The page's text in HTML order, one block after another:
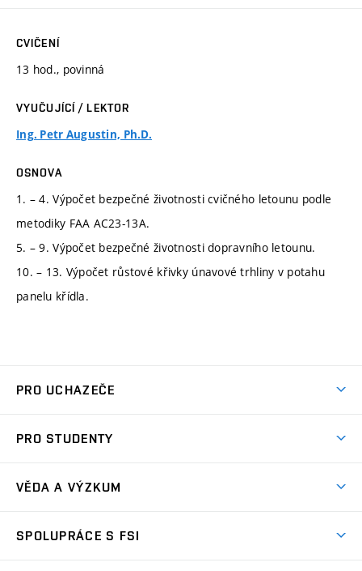
CVIČENÍ
13 hod., povinná
VYUČUJÍCÍ / LEKTOR
Ing. Petr Augustin, Ph.D.
OSNOVA
1. – 4. Výpočet bezpečné životnosti cvičného letounu podle
metodiky FAA AC23-13A.
5. – 9. Výpočet bezpečné životnosti dopravního letounu.
10. – 13. Výpočet růstové křivky únavové trhliny v potahu
panelu křídla.
PRO UCHAZEČE
Ambasadoři studia
Zápisy
PRO STUDENTY
Studijní předpisy
VĚDA A VÝZKUM
SPOLUPRÁCE S FSI